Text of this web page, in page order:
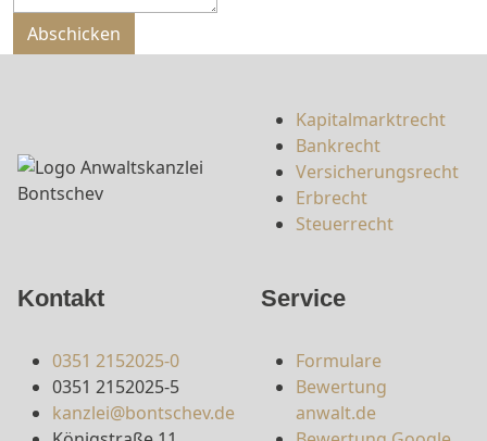
Bitte nicht ausfüllen.
Abschicken
Kapitalmarktrecht
Bankrecht
Versicherungsrecht
Erbrecht
Steuerrecht
Kontakt
0351 2152025-0
0351 2152025-5
kanzlei@bontschev.de
Service
Formulare
Bewertung
anwalt.de